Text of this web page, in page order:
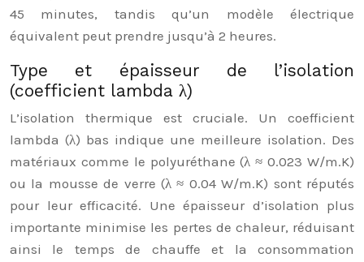
45 minutes, tandis qu’un modèle électrique
équivalent peut prendre jusqu’à 2 heures.
Type et épaisseur de l’isolation
(coefficient lambda λ)
L’isolation thermique est cruciale. Un coefficient
lambda (λ) bas indique une meilleure isolation. Des
matériaux comme le polyuréthane (λ ≈ 0.023 W/m.K)
ou la mousse de verre (λ ≈ 0.04 W/m.K) sont réputés
pour leur efficacité. Une épaisseur d’isolation plus
importante minimise les pertes de chaleur, réduisant
ainsi le temps de chauffe et la consommation